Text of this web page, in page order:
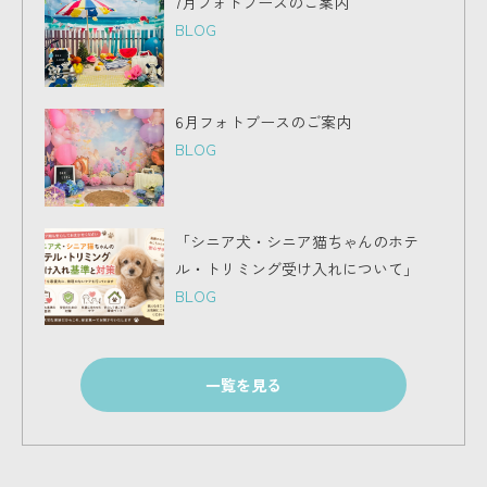
BLOG
6月フォトブースのご案内
BLOG
「シニア犬・シニア猫ちゃんのホテ
ル・トリミング受け入れについて」
BLOG
一覧を見る